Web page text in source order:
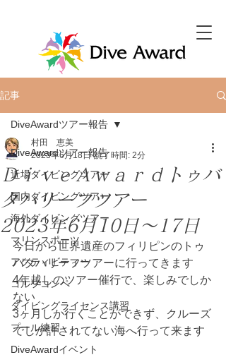
記事
DiveAwardツアー報告
近場ダイビングツアー
国内ダイビングツアー
海外ダイビングツアー
マリンスポーツ
アクティビティー
ゴルフコンペ
ダイビングライセンス講習
プール練習
DiveAwardイベント
DiveAwardツアー報告
ＤｉｖｅＡｗａｒｄトゥバ
タハリーフツアー
2023年6月10日～17日
村田 恵美
2023年6月18日 読了時間: 2分
今日から世界遺産のフィリピンのトゥ
バタハリーフツアーに行ってきます
4年越しのツアー催行で、楽しみでしか
ない
3ヶ月しか行くことができず、クルーズ
でしか許されてない海へ行って来ます